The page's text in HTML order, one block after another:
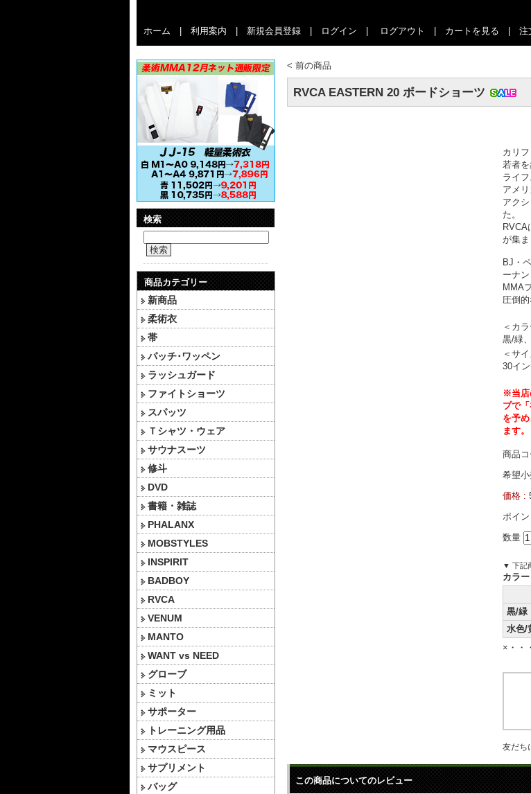
ホーム 利用案内 新規会員登録 ログイン ログアウト カートを見る 注
検索
検索
商品カテゴリー
新商品
柔術衣
帯
パッチ･ワッペン
ラッシュガード
ファイトショーツ
スパッツ
Ｔシャツ・ウェア
サウナスーツ
修斗
DVD
書籍・雑誌
PHALANX
MOBSTYLES
INSPIRIT
BADBOY
RVCA
VENUM
MANTO
WANT vs NEED
グローブ
ミット
サポーター
トレーニング用品
マウスピース
サプリメント
バッグ
< 前の商品
RVCA EASTERN 20 ボードショーツ
カリ
若者
ライ
アメ
アク
た。
RVCA
が集ま
BJ・
ーナン
MMA
圧倒的
＜カラ
黒/緑
＜サイ
30イ
※当
プで「
を予
ます。
商品
希望
価格 :
ポイ
数量
▼ 下記
カラ
黒/緑
水色/
×・・
友だち
この商品についてのレビュー